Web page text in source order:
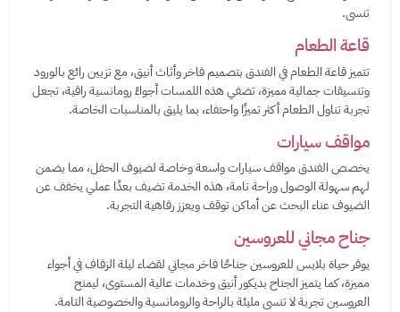
تنسى.
قاعة الطعام
تتميز قاعة الطعام في الفندق بتصميم فاخر وأثاث أنيق، مع تزيين رائع بالورود
وتنسيقات جمالية مميزة، تضفي هذه اللمسات أجواءً رومانسية راقية، تجعل
تجربة تناول الطعام أكثر تميزًا واحتفاء، بما يليق بالمناسبات الخاصة.
مواقف سيارات
يخصص الفندق مواقف سيارات واسعة وخاصة لضيوف الحفل، مما يضمن
لهم سهولة الوصول وراحة تامة، هذه الخدمة تضيف بعدًا عملي يخفف عن
الضيوف عناء البحث عن أماكن توقف ويعزز رفاهية التجربة.
جناح مجاني للعروسين
يوفر حياة بلايس للعروسين جناحًا فاخر مجاني لقضاء ليلة الزفاف في أجواء
مميزة، كما يتميز الجناح بديكور أنيق وخدمات عالية المستوى، ليمنح
العروسين تجربة لا تنسى مليئة بالراحة والرومانسية والخصوصية التامة.